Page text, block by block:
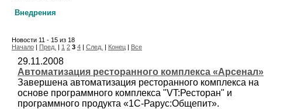
Внедрения
Новости 11 - 15 из 18
Начало | Пред. | 1 2 3 4 | След. | Конец | Все
29.11.2008
Автоматизация ресторанного комплекса «Арсенал»
Завершена автоматизация ресторанного комплекса на
основе программного комплекса "VT:Ресторан" и
программного продукта «1С-Рарус:Общепит».